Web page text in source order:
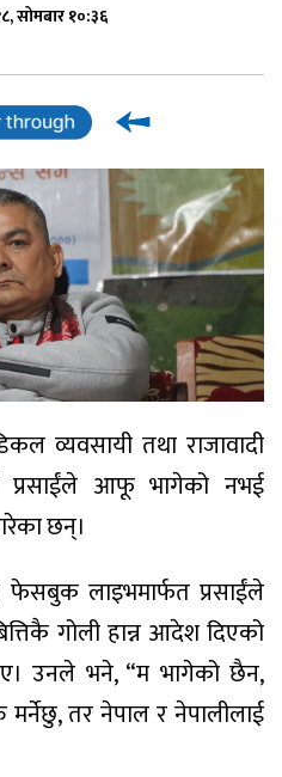
सोमबार १०:३६
व्यवसायी तथा राजावादी
प्रसाईंले आफू भागेको नभई
छन्।
लाइभमार्फत प्रसाईंले
गोली हान्न आदेश दिएको
उनले भने, “म भागेको छैन,
तर नेपाल र नेपालीलाई